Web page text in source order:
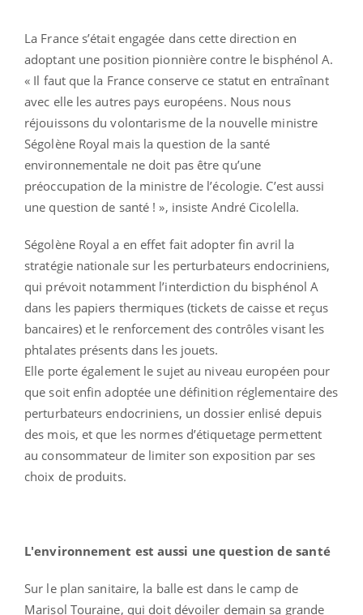
La France s’était engagée dans cette direction en
adoptant une position pionnière contre le bisphénol A.
« Il faut que la France conserve ce statut en entraînant
avec elle les autres pays européens. Nous nous
réjouissons du volontarisme de la nouvelle ministre
Ségolène Royal mais la question de la santé
environnementale ne doit pas être qu’une
préoccupation de la ministre de l’écologie. C’est aussi
une question de santé ! », insiste André Cicolella.
Ségolène Royal a en effet fait adopter fin avril la
stratégie nationale sur les perturbateurs endocriniens,
qui prévoit notamment l’interdiction du bisphénol A
dans les papiers thermiques (tickets de caisse et reçus
bancaires) et le renforcement des contrôles visant les
phtalates présents dans les jouets.
Elle porte également le sujet au niveau européen pour
que soit enfin adoptée une définition réglementaire des
perturbateurs endocriniens, un dossier enlisé depuis
des mois, et que les normes d’étiquetage permettent
au consommateur de limiter son exposition par ses
choix de produits.
L'environnement est aussi une question de santé
Sur le plan sanitaire, la balle est dans le camp de
Marisol Touraine, qui doit dévoiler demain sa grande